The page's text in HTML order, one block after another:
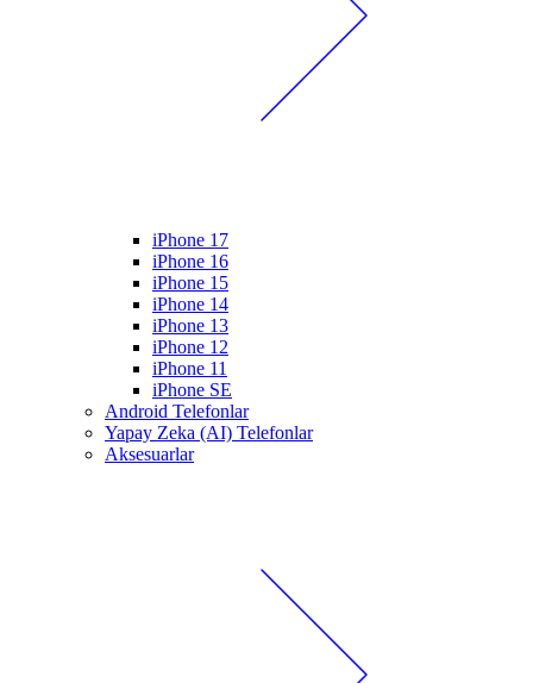
iPhone 17
iPhone 16
iPhone 15
iPhone 14
iPhone 13
iPhone 12
iPhone 11
iPhone SE
Android Telefonlar
Yapay Zeka (AI) Telefonlar
Aksesuarlar